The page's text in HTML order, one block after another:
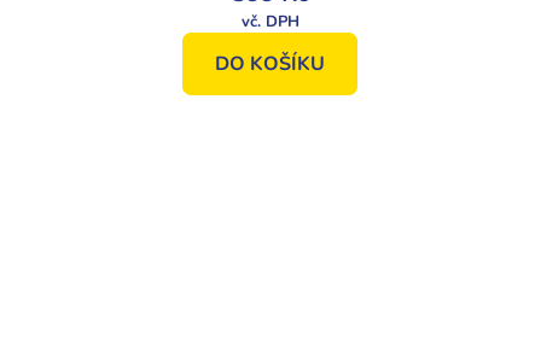
DO KOŠÍKU